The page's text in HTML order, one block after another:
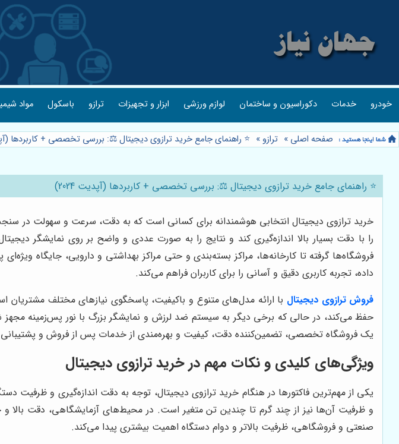
خودرو خدمات دکوراسیون و ساختمان لوازم ورزشی ابزار و تجهیزات ترازو باسکول مواد
صفحه اصلی » ترازو » ⭐️ راهنمای جامع خرید ترازوی دیجیتال ⚖️: بررسی تخصصی + کاربردها
⭐️ راهنمای جامع خرید ترازوی دیجیتال ⚖️: بررسی تخصصی + کاربردها (آپدیت 2024)
خرید ترازوی دیجیتال انتخابی هوشمندانه برای کسانی است که به دقت، سرعت و سهولت در
را با دقت بسیار بالا اندازه‌گیری کند و نتایج را به صورت عددی و واضح بر روی نمایشگر
فروشگاه‌ها گرفته تا کارخانه‌ها، مراکز بسته‌بندی و حتی مراکز بهداشتی و دارویی، جایگاه
داده، تجربه کاربری دقیق و آسانی را برای کاربران فراهم می‌کند.
فروش ترازوی دیجیتال با ارائه مدل‌های متنوع و باکیفیت، پاسخگوی نیازهای مختلف مشتریان
حفظ می‌کند، در حالی که برخی دیگر به سیستم ضد لرزش و نمایشگر بزرگ با نور پس‌زمینه مجهز
یک فروشگاه تخصصی، تضمین‌کننده دقت، کیفیت و بهره‌مندی از خدمات پس از فروش و
ویژگی‌های کلیدی و نکات مهم در خرید ترازوی دیجیتال
یکی از مهم‌ترین فاکتورها در هنگام خرید ترازوی دیجیتال، توجه به دقت اندازه‌گیری و ظرفیت
و ظرفیت آن‌ها نیز از چند گرم تا چندین تن متغیر است. در محیط‌های آزمایشگاهی، دقت
صنعتی و فروشگاهی، ظرفیت بالاتر و دوام دستگاه اهمیت بیشتری پیدا می‌کند.